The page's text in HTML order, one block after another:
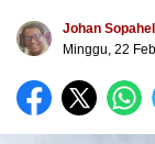
Johan
Minggu, 22